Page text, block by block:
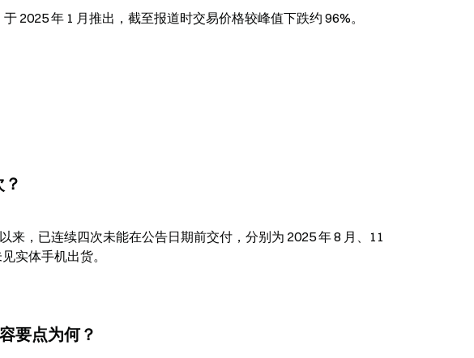
2025 年 1 月推出，截至报道时交易价格较峰值下跌约 96%。
来，已连续四次未能在公告日期前交付，分别为 2025 年 8 月、11
实体手机出货。
要点为何？